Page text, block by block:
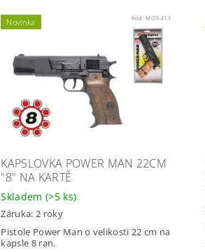
Novinka Kód:MI25413
KAPSLOVKA POWER MAN 22CM
"8" NA KARTĚ
Skladem (>5 ks)
Záruka: 2 roky
Pistole Power Man o velikosti 22 cm na
kapsle 8 ran.